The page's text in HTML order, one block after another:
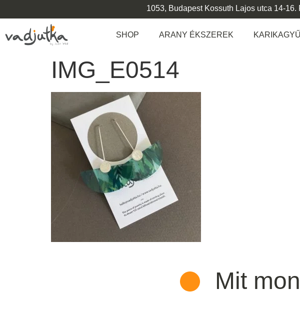
1053, Budapest Kossuth Lajos utca 14-
SHOP ARANY ÉKSZEREK
IMG_E0514
Mit